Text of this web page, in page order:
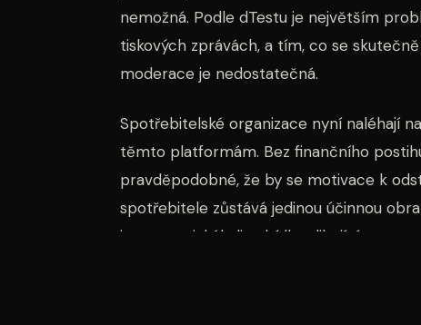
nemožná. Podle dTestu je největším
tiskových zprávách, a tím, co se
moderace je nedostatečná.
Spotřebitelské organizace nyní naléhají
těmto platformám. Bez finančního
pravděpodobné, že by se motivace k
spotřebitele zůstává jedinou účinnou
ignorovat jakékoli nabídky slibující